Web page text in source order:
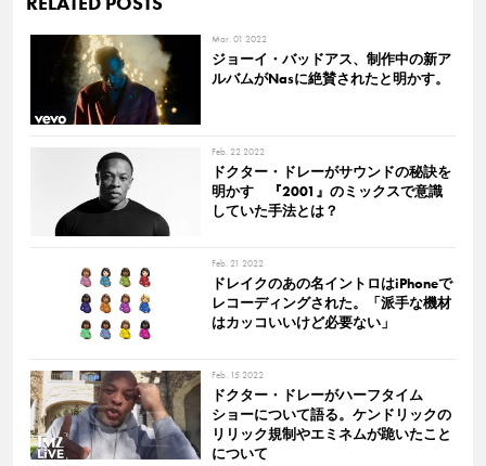
Mar. 01 2022
ジョーイ・バッドアス、制作中の新ア
ルバムがNasに絶賛されたと明かす。
Feb. 22 2022
ドクター・ドレーがサウンドの秘訣を
明かす 『2001』のミックスで意識
していた手法とは？
Feb. 21 2022
ドレイクのあの名イントロはiPhoneで
レコーディングされた。「派手な機材
はカッコいいけど必要ない」
Feb. 15 2022
ドクター・ドレーがハーフタイム
ショーについて語る。ケンドリックの
リリック規制やエミネムが跪いたこと
について